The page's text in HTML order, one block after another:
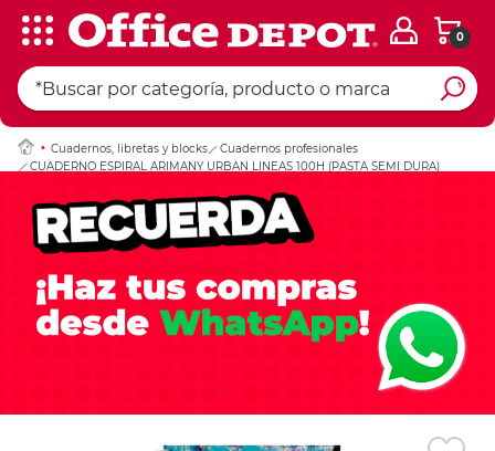
0
Cuadernos, libretas y blocks
Cuadernos profesionales
CUADERNO ESPIRAL ARIMANY URBAN LINEAS 100H (PASTA SEMI DURA)
Ingresar Codigo